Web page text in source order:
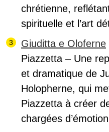
chrétienne,
spirituelle et l’art
Giuditta e Oloferne
Piazzetta – Une
et dramatique de
Holopherne, qui
Piazzetta à créer
chargées